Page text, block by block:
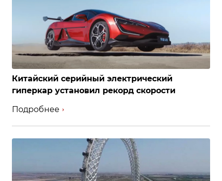
Китайский серийный электрический
гиперкар установил рекорд скорости
Подробнее